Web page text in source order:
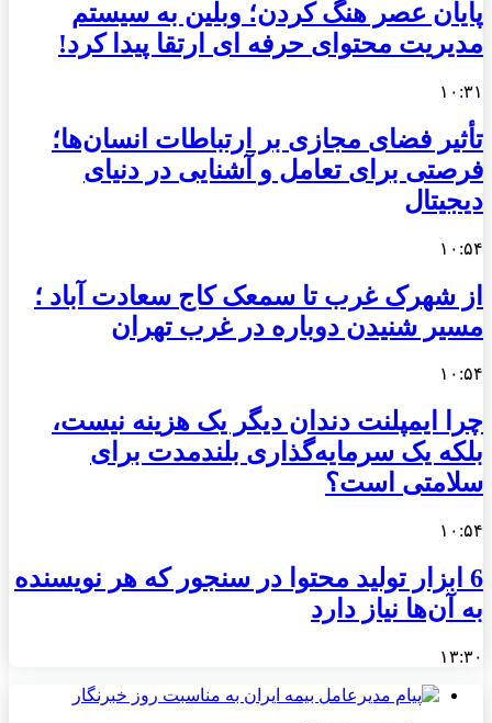
پایان عصر هنگ کردن؛ وبلین به سیستم
مدیریت محتوای حرفه ای ارتقا پیدا کرد!
۱۰:۳۱
تأثیر فضای مجازی بر ارتباطات انسان‌ها؛
فرصتی برای تعامل و آشنایی در دنیای
دیجیتال
۱۰:۵۴
از شهرک غرب تا سمعک کاج سعادت آباد ؛
مسیر شنیدن دوباره در غرب تهران
۱۰:۵۴
چرا ایمپلنت دندان دیگر یک هزینه نیست،
بلکه یک سرمایه‌گذاری بلندمدت برای
سلامتی است؟
۱۰:۵۴
6 ابزار تولید محتوا در سنجور که هر نویسنده
به آن‌ها نیاز دارد
۱۳:۳۰